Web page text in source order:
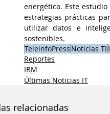
energética. Este
estrategias prácticas
utilizar datos e
sostenibles.
TeleinfoPress Noticias TI
Reportes
IBM
Últimas Noticias IT
relacionadas